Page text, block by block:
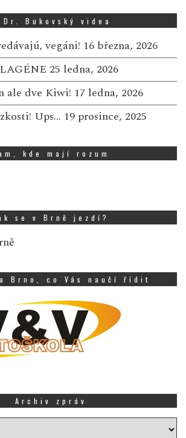
Dr. Bukovský videa
vegáni! 16 března, 2026
25 ledna, 2026
ale dve Kiwi! 17 ledna, 2026
Ups… 19 prosince, 2025
kde mají rozum
se v Brně jezdí?
Brno, co Vás naučí řídit
Archiv zpráv